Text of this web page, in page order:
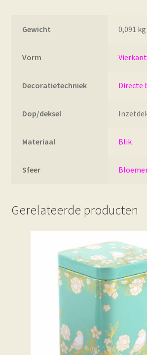
Gewicht 0,091 kg
Vorm Vierkant
Decoratietechniek Directe
Dop/deksel
Materiaal Blik
Sfeer
Gerelateerde producten